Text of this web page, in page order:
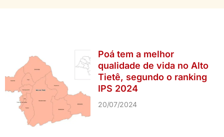
Poá tem a melhor
qualidade de vida no Alto
Tietê, segundo o ranking
IPS 2024
20/07/2024